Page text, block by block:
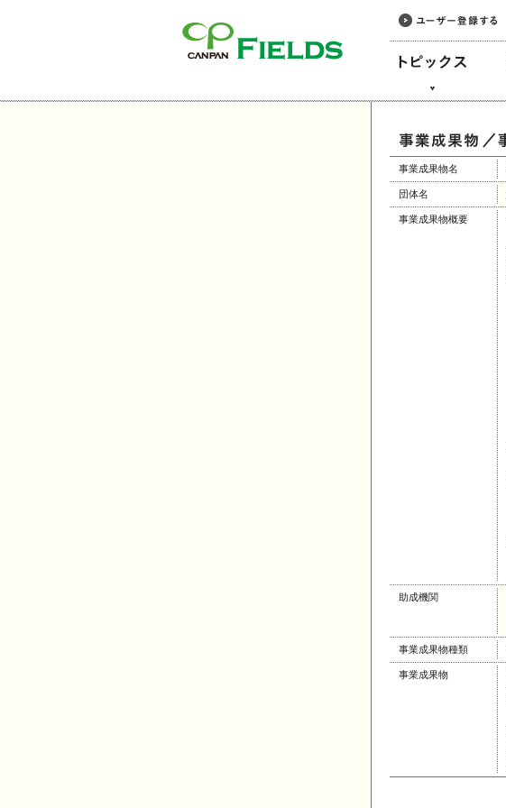
事業成果物名
団体名
事業成果物概要
助成機関
事業成果物種類
事業成果物